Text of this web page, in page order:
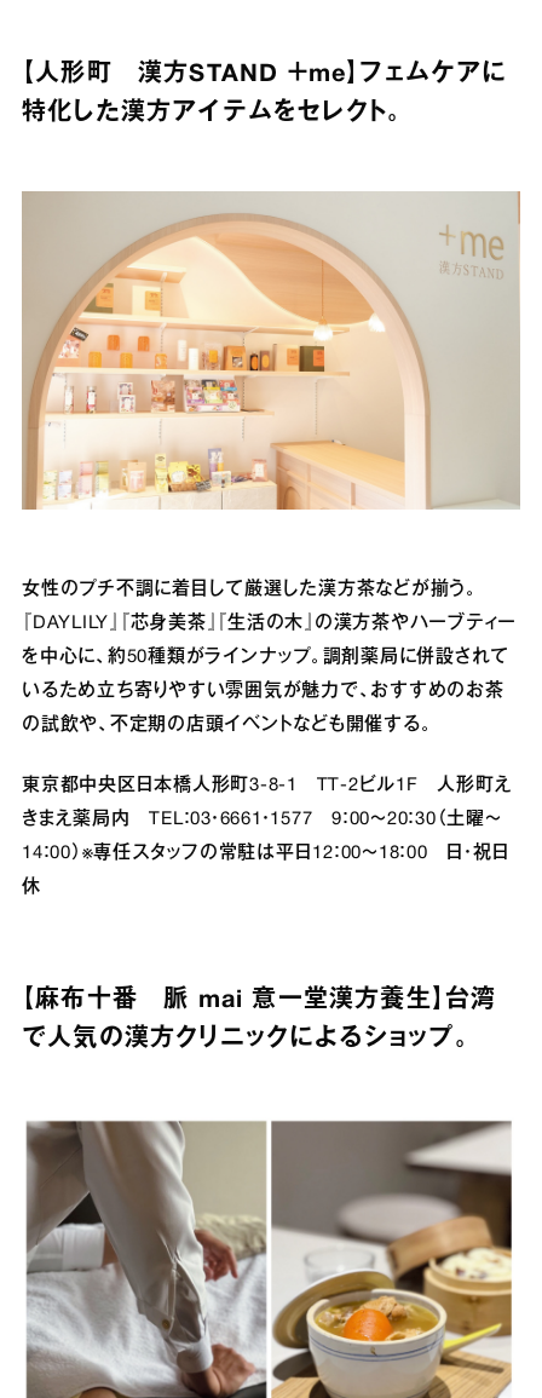
【人形町 漢方STAND ＋me】フェムケアに
特化した漢方アイテムをセレクト。
女性のプチ不調に着目して厳選した漢方茶などが揃う。
『DAYLILY』『芯身美茶』『生活の木』の漢方茶やハーブティー
を中心に、約50種類がラインナップ。調剤薬局に併設されて
いるため立ち寄りやすい雰囲気が魅力で、おすすめのお茶
の試飲や、不定期の店頭イベントなども開催する。
東京都中央区日本橋人形町3‐8‐1 TT‐2ビル1F 人形町え
きまえ薬局内 TEL：03・6661・1577 9：00～20：30（土曜～
14：00）※専任スタッフの常駐は平日12：00～18：00 日・祝日
休
【麻布十番 脈 mai 意一堂漢方養生】台湾
で人気の漢方クリニックによるショップ。